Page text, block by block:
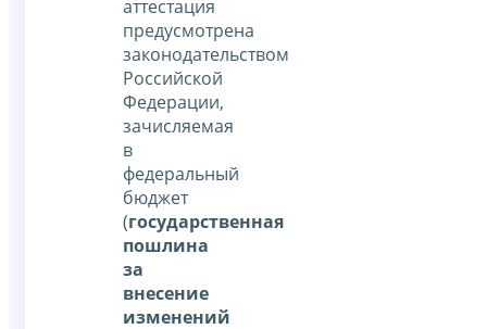
аттестация
предусмотрена
законодательством
Российской
Федерации,
зачисляемая
в
федеральный
бюджет
(государственная
пошлина
за
внесение
изменений